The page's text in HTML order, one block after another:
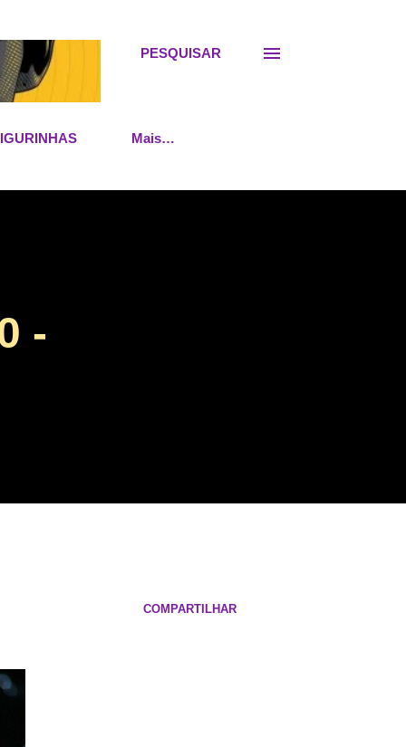
PESQUISAR
Mais…
-
COMPARTILHAR